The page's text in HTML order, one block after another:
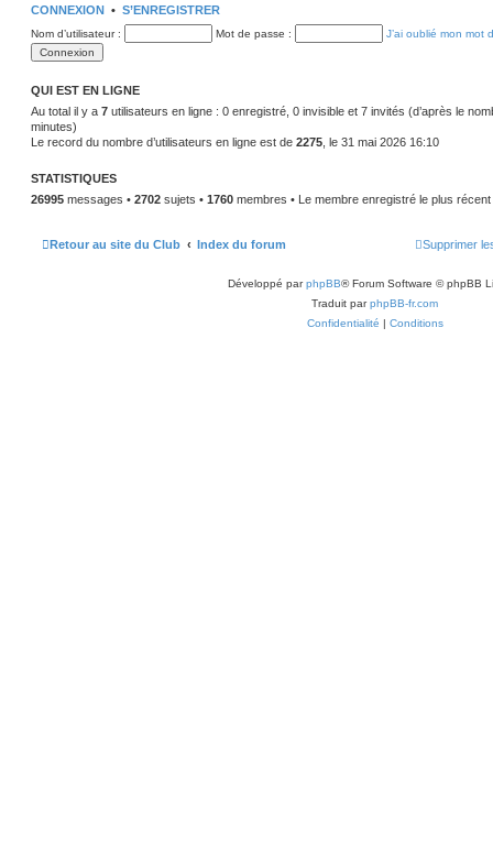
e
s
e
e
r
n
r
e
s
e
CONNEXION • S’ENREGISTRER
Nom d’utilisateur : Mot de passe : J’ai oublié mon mot
QUI EST EN LIGNE
Au total il y a 7 utilisateurs en ligne : 0 enregistré, 0 invisible et 7 invités (d’après le
minutes)
Le record du nombre d’utilisateurs en ligne est de 2275 , le 31 mai 2026 16:10
STATISTIQUES
26995 messages • 2702 sujets • 1760 membres • Le membre enregistré le plus
Retour au site du Club Index du forum Supprimer
Développé parphpBB® Forum Software © phpBB
Traduit parphpBB-fr.com
Confidentialité | Conditions